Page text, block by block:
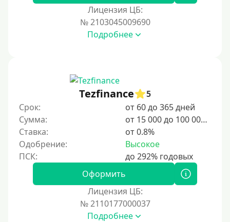
Лицензия ЦБ:
№ 2103045009690
Подробнее
Tezfinance
5
Срок:
от 60 до 365 дней
Сумма:
от 15 000 до 100 000 ₽
Ставка:
от 0.8%
Одобрение:
Высокое
Оформить
Лицензия ЦБ:
№ 2110177000037
Подробнее